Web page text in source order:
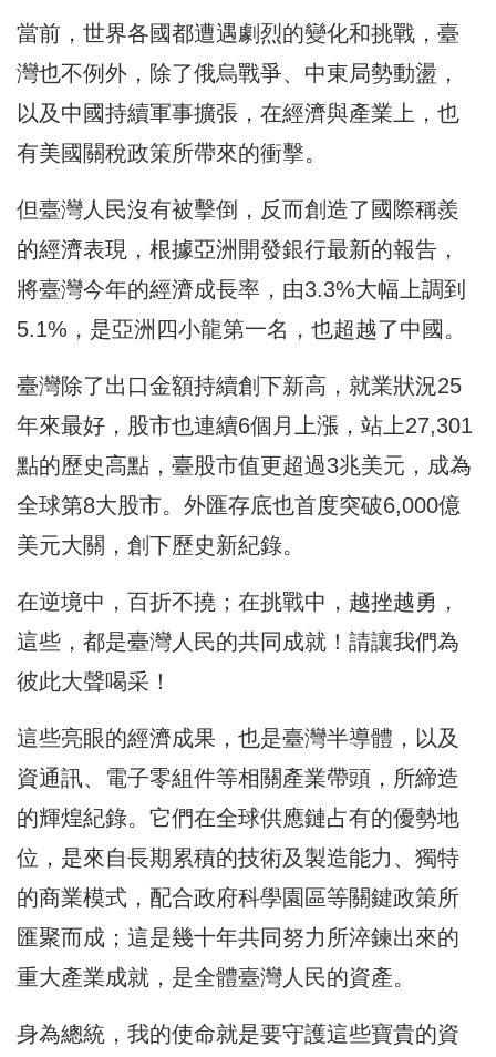
當前，世界各國都遭遇劇烈的變化和挑戰，臺
灣也不例外，除了俄烏戰爭、中東局勢動盪，
以及中國持續軍事擴張，在經濟與產業上，也
有美國關稅政策所帶來的衝擊。
但臺灣人民沒有被擊倒，反而創造了國際稱羨
的經濟表現，根據亞洲開發銀行最新的報告，
將臺灣今年的經濟成長率，由3.3%大幅上調到
5.1%，是亞洲四小龍第一名，也超越了中國。
臺灣除了出口金額持續創下新高，就業狀況25
年來最好，股市也連續6個月上漲，站上27,301
點的歷史高點，臺股市值更超過3兆美元，成為
全球第8大股市。外匯存底也首度突破6,000億
美元大關，創下歷史新紀錄。
在逆境中，百折不撓；在挑戰中，越挫越勇，
這些，都是臺灣人民的共同成就！請讓我們為
彼此大聲喝采！
這些亮眼的經濟成果，也是臺灣半導體，以及
資通訊、電子零組件等相關產業帶頭，所締造
的輝煌紀錄。它們在全球供應鏈占有的優勢地
位，是來自長期累積的技術及製造能力、獨特
的商業模式，配合政府科學園區等關鍵政策所
匯聚而成；這是幾十年共同努力所淬鍊出來的
重大產業成就，是全體臺灣人民的資產。
身為總統，我的使命就是要守護這些寶貴的資